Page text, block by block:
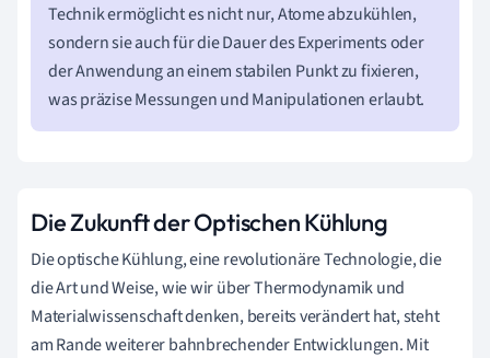
Technik ermöglicht es nicht nur, Atome abzukühlen,
sondern sie auch für die Dauer des Experiments oder
der Anwendung an einem stabilen Punkt zu fixieren,
was präzise Messungen und Manipulationen erlaubt.
Die Zukunft der Optischen Kühlung
Die optische Kühlung, eine revolutionäre Technologie, die
die Art und Weise, wie wir über Thermodynamik und
Materialwissenschaft denken, bereits verändert hat, steht
am Rande weiterer bahnbrechender Entwicklungen. Mit